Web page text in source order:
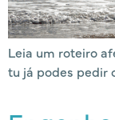
Leia um roteiro
tu já podes pedir